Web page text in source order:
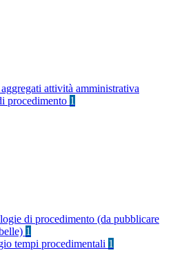
attività amministrativa
procedimento 1
di procedimento (da pubblicare
1
tempi procedimentali 1